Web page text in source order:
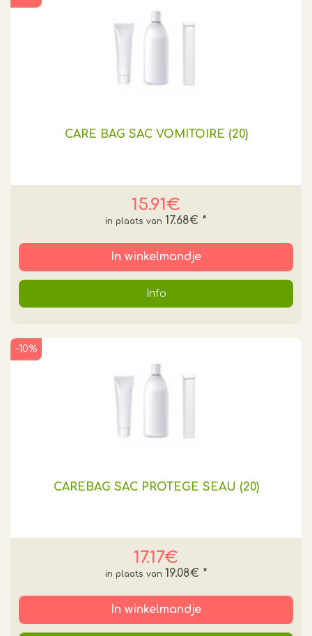
CARE BAG SAC VOMITOIRE (20)
15.91€
17.68€ *
In winkelmandje
Info
CAREBAG SAC PROTEGE SEAU (20)
17.17€
-10%
19.08€ *
In winkelmandje